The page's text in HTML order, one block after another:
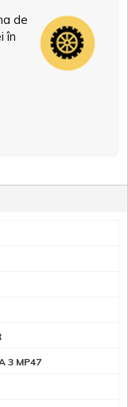
de
în
3 MP47